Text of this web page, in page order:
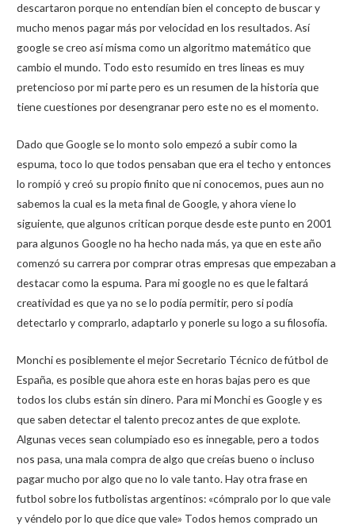
descartaron porque no entendían bien el concepto de buscar y
mucho menos pagar más por velocidad en los resultados. Así
google se creo así misma como un algoritmo matemático que
cambio el mundo. Todo esto resumido en tres lineas es muy
pretencioso por mi parte pero es un resumen de la historia que
tiene cuestiones por desengranar pero este no es el momento.
Dado que Google se lo monto solo empezó a subir como la
espuma, toco lo que todos pensaban que era el techo y entonces
lo rompió y creó su propio finito que ni conocemos, pues aun no
sabemos la cual es la meta final de Google, y ahora viene lo
siguiente, que algunos critican porque desde este punto en 2001
para algunos Google no ha hecho nada más, ya que en este año
comenzó su carrera por comprar otras empresas que empezaban a
destacar como la espuma. Para mi google no es que le faltará
creatividad es que ya no se lo podía permitir, pero si podía
detectarlo y comprarlo, adaptarlo y ponerle su logo a su filosofía.
Monchi es posiblemente el mejor Secretario Técnico de fútbol de
España, es posible que ahora este en horas bajas pero es que
todos los clubs están sin dinero. Para mi Monchi es Google y es
que saben detectar el talento precoz antes de que explote.
Algunas veces sean columpiado eso es innegable, pero a todos
nos pasa, una mala compra de algo que creías bueno o incluso
pagar mucho por algo que no lo vale tanto. Hay otra frase en
futbol sobre los futbolistas argentinos: «cómpralo por lo que vale
y véndelo por lo que dice que vale» Todos hemos comprado un